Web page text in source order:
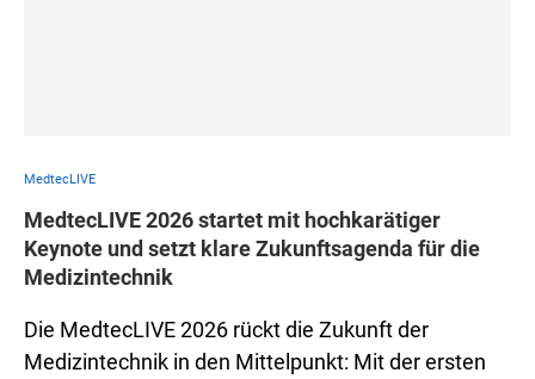
MedtecLIVE
MedtecLIVE 2026 startet mit hochkarätiger
Keynote und setzt klare Zukunftsagenda für die
Medizintechnik
Die MedtecLIVE 2026 rückt die Zukunft der
Medizintechnik in den Mittelpunkt: Mit der ersten